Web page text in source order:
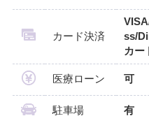
カード決済
ss/
カー
医療ローン 可
駐車場 有